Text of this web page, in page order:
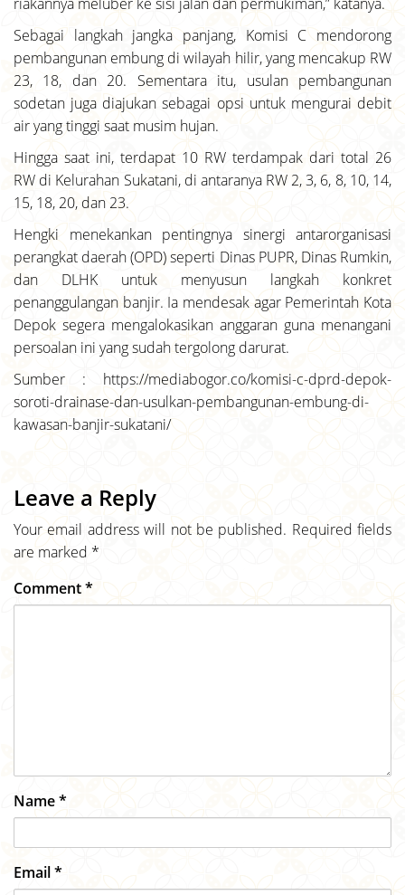
Sebagai langkah jangka panjang, Komisi C mendorong
pembangunan embung di wilayah hilir, yang mencakup RW
23, 18, dan 20. Sementara itu, usulan pembangunan
sodetan juga diajukan sebagai opsi untuk mengurai debit
air yang tinggi saat musim hujan.
Hingga saat ini, terdapat 10 RW terdampak dari total 26
RW di Kelurahan Sukatani, di antaranya RW 2, 3, 6, 8, 10, 14,
15, 18, 20, dan 23.
Hengki menekankan pentingnya sinergi antarorganisasi
perangkat daerah (OPD) seperti Dinas PUPR, Dinas Rumkin,
dan DLHK untuk menyusun langkah konkret
penanggulangan banjir. Ia mendesak agar Pemerintah Kota
Depok segera mengalokasikan anggaran guna menangani
persoalan ini yang sudah tergolong darurat.
Sumber : https://mediabogor.co/komisi-c-dprd-depok-
soroti-drainase-dan-usulkan-pembangunan-embung-di-
kawasan-banjir-sukatani/
Leave a Reply
Your email address will not be published. Required fields
are marked *
Comment*
Name*
Email*